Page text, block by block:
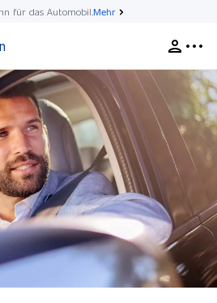
für das Automobil. Mehr